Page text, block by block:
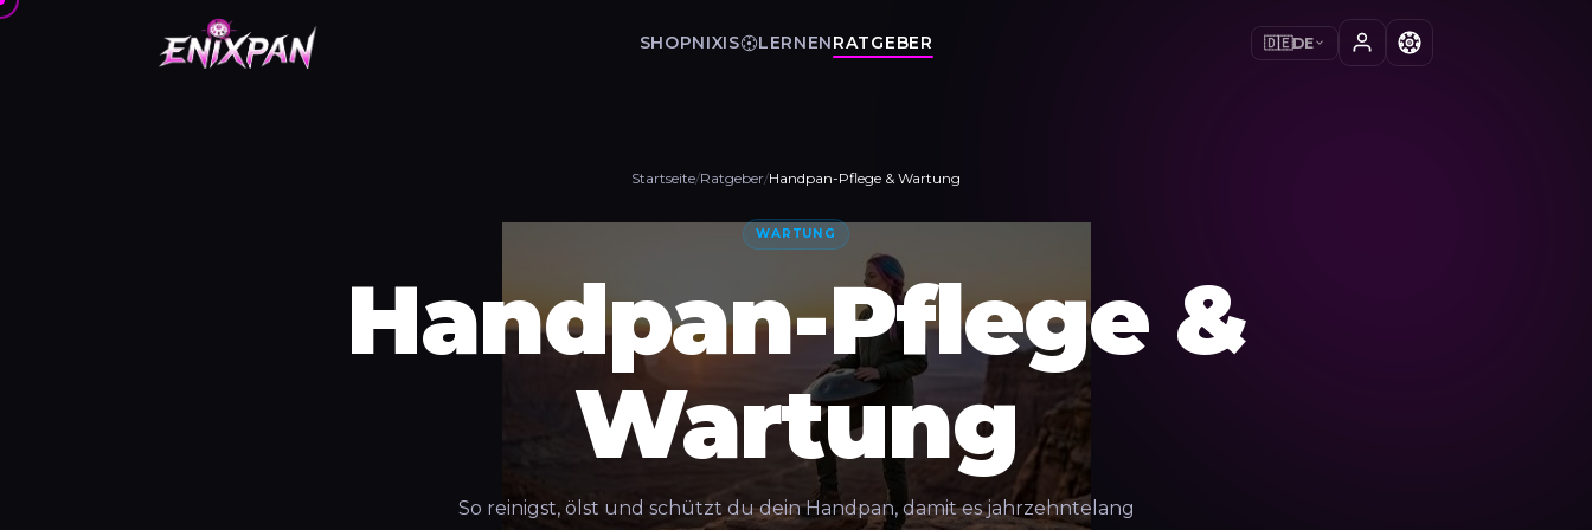
SHOPNIXIS LERNENRATGEBER 🇩🇪DE
Startseite/Ratgeber/Handpan-Pflege & Wartung
WARTUNG
Handpan-Pflege &
Wartung
So reinigst, ölst und schützt du dein Handpan, damit es jahrzehntelang